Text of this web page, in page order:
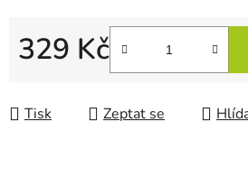
329 Kč
Tisk Zeptat se